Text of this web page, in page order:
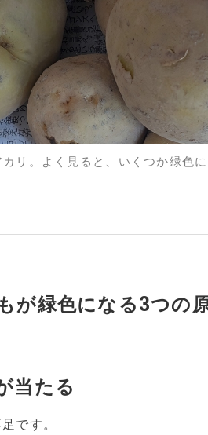
リ。よく見ると、いくつか緑色
が緑色になる3つの
当たる
です。